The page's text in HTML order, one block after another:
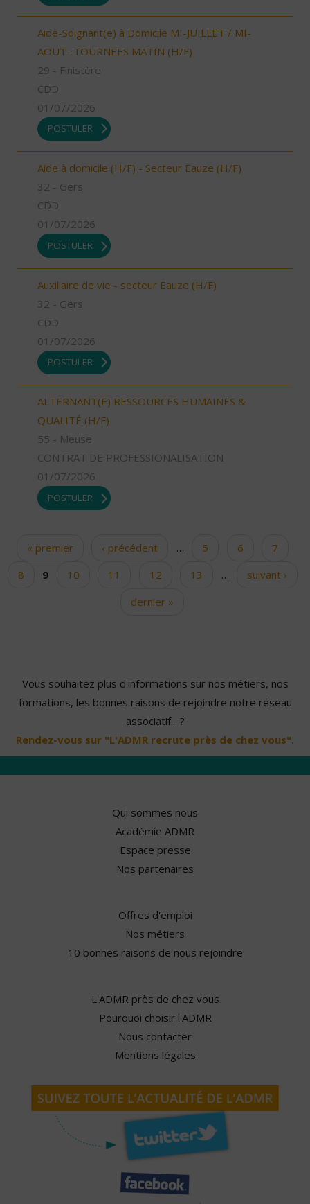
Aide-Soignant(e) à Domicile MI-JUILLET / MI-
AOUT- TOURNEES MATIN (H/F)
29 - Finistère
CDD
01/07/2026
POSTULER
Aide à domicile (H/F) - Secteur Eauze (H/F)
32 - Gers
CDD
01/07/2026
POSTULER
Auxiliaire de vie - secteur Eauze (H/F)
32 - Gers
CDD
01/07/2026
POSTULER
ALTERNANT(E) RESSOURCES HUMAINES &
QUALITÉ (H/F)
55 - Meuse
CONTRAT DE PROFESSIONALISATION
01/07/2026
POSTULER
Pages« premier ‹ précédent … 5 6
7
8
9 10 11 12 13 …
suivant ›
dernier »
Vous souhaitez plus d'informations sur nos métiers, nos
formations, les bonnes raisons de rejoindre notre réseau
associatif... ?
Rendez-vous sur "L'ADMR recrute près de chez vous".
Qui sommes nous
Académie ADMR
Espace presse
Nos partenaires
Offres d'emploi
Nos métiers
10 bonnes raisons de nous rejoindre
L'ADMR près de chez vous
Pourquoi choisir l'ADMR
Nous contacter
Mentions légales